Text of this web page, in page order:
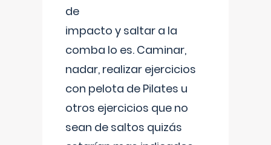
de
impacto y saltar a la
comba lo es. Caminar,
nadar, realizar ejercicios
con pelota de Pilates u
otros ejercicios que no
sean de saltos quizás